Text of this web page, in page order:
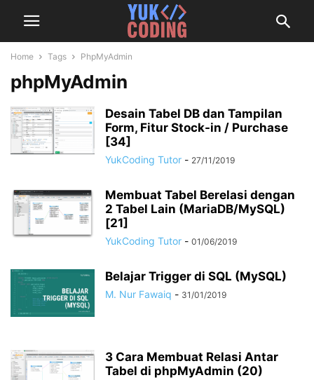
Home Tags PhpMyAdmin
phpMyAdmin
Desain Tabel DB dan Tampilan
Form, Fitur Stock-in / Purchase
[34]
YukCoding Tutor - 27/11/2019
Membuat Tabel Berelasi dengan
2 Tabel Lain (MariaDB/MySQL)
[21]
YukCoding Tutor - 01/06/2019
Belajar Trigger di SQL (MySQL)
M. Nur Fawaiq - 31/01/2019
3 Cara Membuat Relasi Antar
Tabel di phpMyAdmin (20)